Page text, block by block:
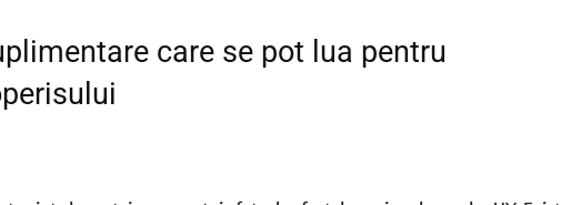
care se pot lua pentru